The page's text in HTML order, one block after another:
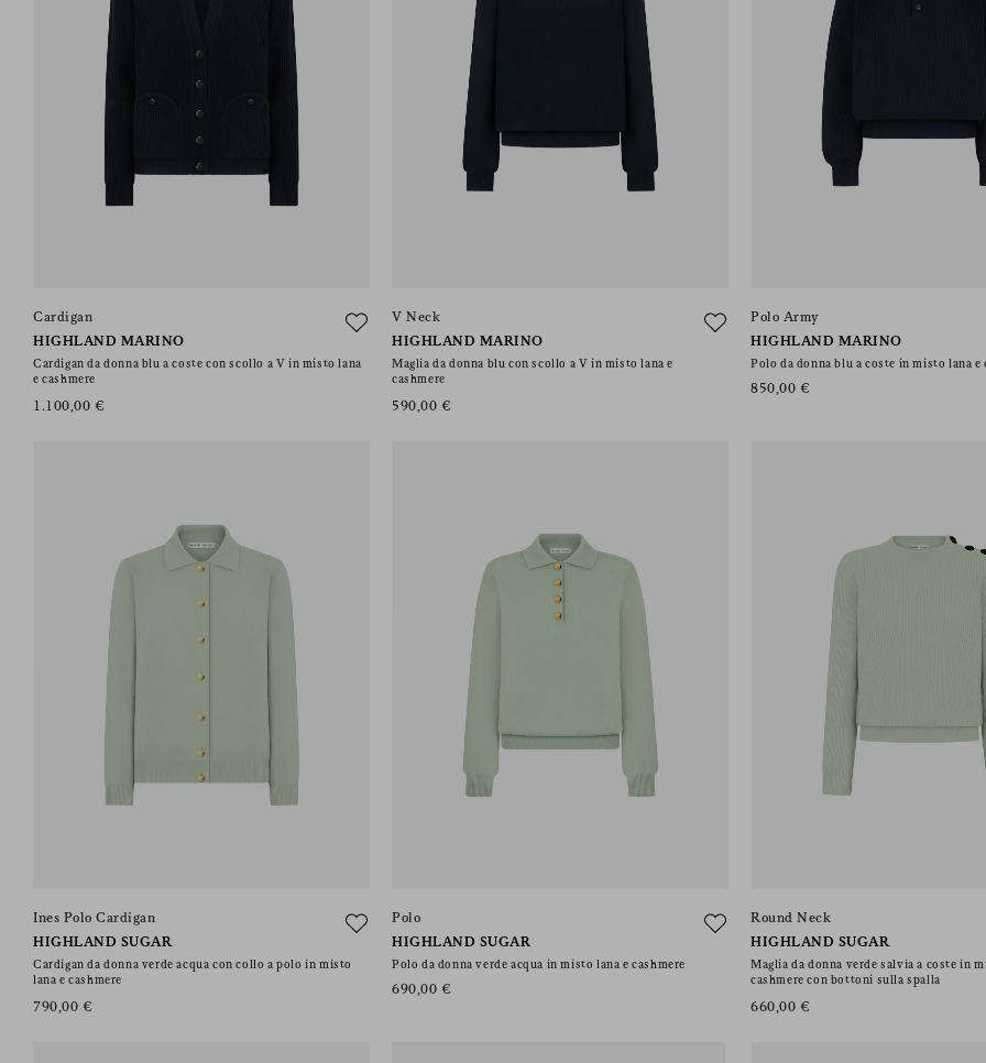
Cardigan
HIGHLAND MARINO
Cardigan da donna blu a coste con scollo a V in misto lana
e cashmere
1.100,00 €
V Neck
HIGHLAND MARINO
Maglia da donna blu con scollo a V in misto lana e
cashmere
590,00 €
Polo Army
HIGHLAND MARINO
Polo da donna blu a coste in misto lana e
850,00 €
Ines Polo Cardigan
HIGHLAND SUGAR
Cardigan da donna verde acqua con collo a polo in misto
lana e cashmere
790,00 €
Polo
HIGHLAND SUGAR
Polo da donna verde acqua in misto lana e cashmere
690,00 €
Round Neck
HIGHLAND SUGAR
Maglia da donna verde salvia a coste in
cashmere con bottoni sulla spalla
660,00 €